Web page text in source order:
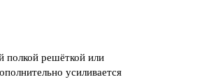
решёткой или
усиливается